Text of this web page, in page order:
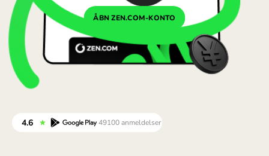
Portugal (Português)
România (Română)
Slovensko (Slovenčina)
Türkiye (Türkçe)
ÅBN ZEN.COM-KONTO